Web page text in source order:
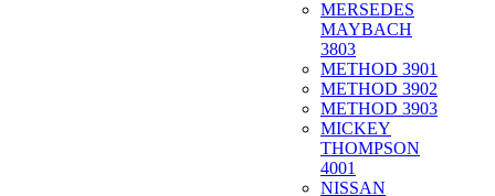
MERSEDES
MAYBACH
3803
METHOD 3901
METHOD 3902
METHOD 3903
MICKEY
THOMPSON
4001
NISSAN